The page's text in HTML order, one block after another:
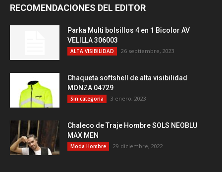
RECOMENDACIONES DEL EDITOR
Parka Multi bolsillos 4 en 1 Bicolor AV
VELILLA 306003
ALTA VISIBILIDAD 26 septiembre, 2023
Chaqueta softshell de alta visibilidad
MONZA 04729
Sin categoría 3 enero, 2023
Chaleco de Traje Hombre SOLS NEOBLU
MAX MEN
Moda Hombre 29 diciembre, 2022